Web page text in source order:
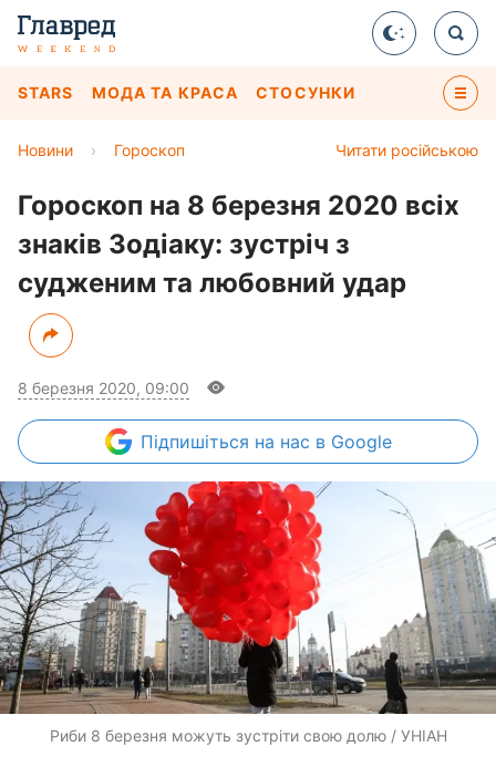
STARS МОДА ТА КРАСА СТОСУНКИ
Читати російською
Новини › Гороскоп
Гороскоп на 8 березня 2020 всіх
знаків Зодіаку: зустріч з
судженим та любовний удар
8 березня 2020, 09:00
Підпишіться на нас в Google
Риби 8 березня можуть зустріти свою долю / УНІАН